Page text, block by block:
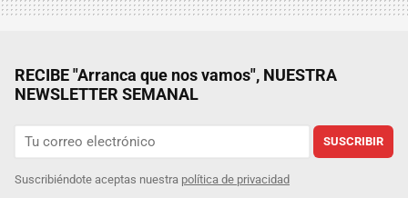
RECIBE "Arranca que nos vamos", NUESTRA
NEWSLETTER SEMANAL
SUSCRIBIR
Suscribiéndote aceptas nuestra política de privacidad